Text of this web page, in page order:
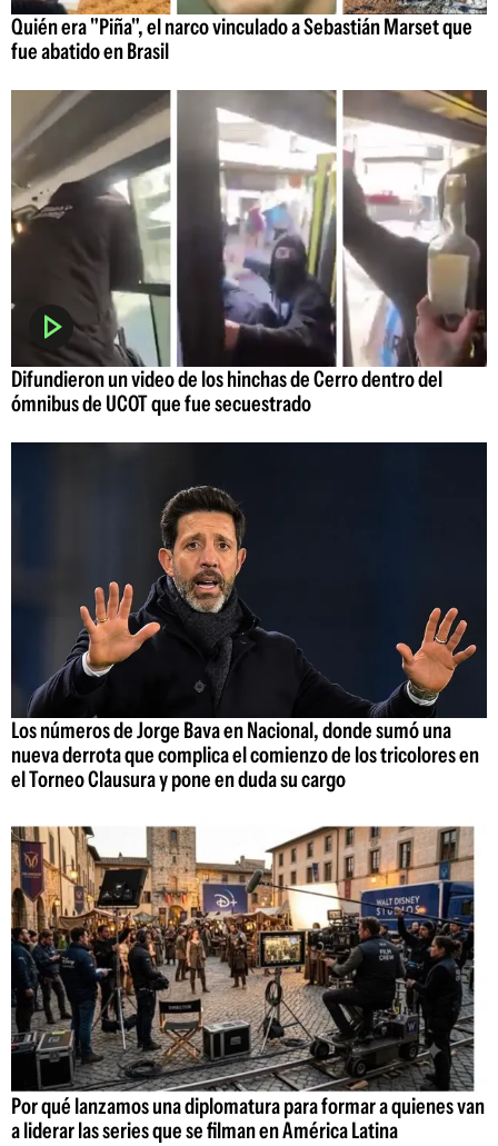
Quién era "Piña", el narco vinculado a Sebastián Marset que
fue abatido en Brasil
Difundieron un video de los hinchas de Cerro dentro del
ómnibus de UCOT que fue secuestrado
Los números de Jorge Bava en Nacional, donde sumó una
nueva derrota que complica el comienzo de los tricolores en
el Torneo Clausura y pone en duda su cargo
Por qué lanzamos una diplomatura para formar a quienes van
a liderar las series que se filman en América Latina